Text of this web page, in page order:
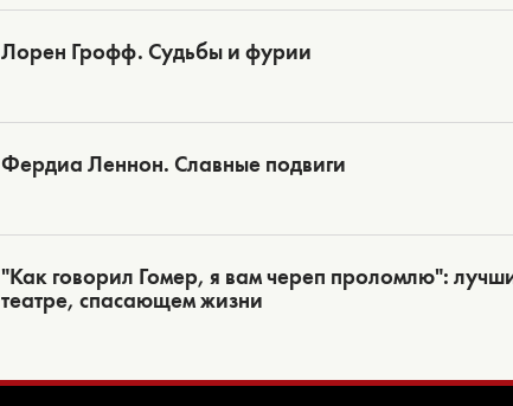
Лорен Грофф. Судьбы и фурии
Фердиа Леннон. Славные подвиги
"Как говорил Гомер, я вам череп проломлю":
театре, спасающем жизни